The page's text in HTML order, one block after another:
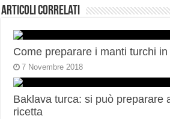
Articoli correlati
Come preparare i manti turchi
7 Novembre 2018
Baklava turca: si può preparare
ricetta